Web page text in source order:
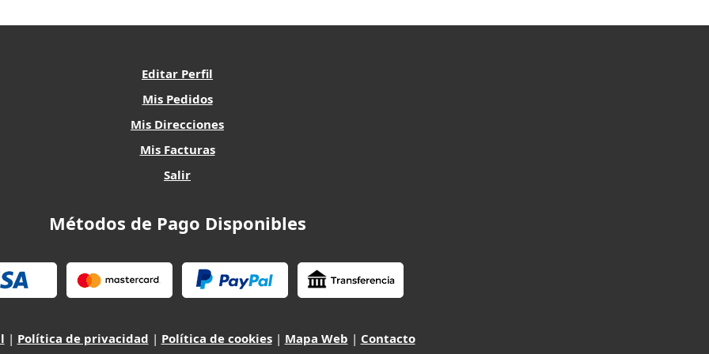
Editar Perfil
Mis Pedidos
Mis Direcciones
Mis Facturas
Salir
Métodos de Pago Disponibles
| Política de privacidad | Política de cookies| Mapa Web | Contacto